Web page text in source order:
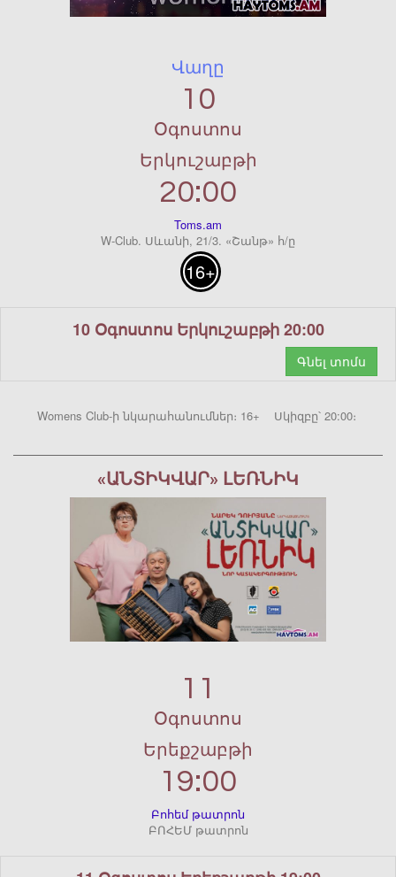
Վաղը
10
Օգոստոս
Երկուշաբթի
20:00
Toms.am
W-Club. Սևանի, 21/3. «Շանթ» հ/ը
16+
10 Օգոստոս Երկուշաբթի 20:00
Գնել տոմս
Womens Club-ի նկարահանումներ։ 16+ Սկիզբը՝ 20:00։
«ԱՆՏԻԿՎԱՐ» ԼԵՌՆԻԿ
11
Օգոստոս
Երեքշաբթի
19:00
Բոհեմ թատրոն
ԲՈՀԵՄ թատրոն